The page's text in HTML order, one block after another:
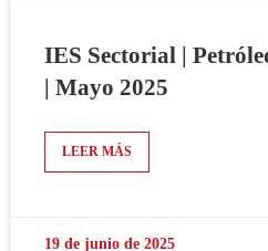
IES Sectorial |
| Mayo 2025
LEER MÁS
19 de junio de 2025